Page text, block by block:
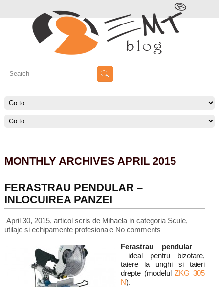
MONTHLY ARCHIVES APRIL 2015
FERASTRAU PENDULAR –
INLOCUIREA PANZEI
April 30, 2015, articol scris de Mihaela in categoria Scule,
utilaje si echipamente profesionale No comments
Ferastrau pendular –
ideal pentru bizotare,
taiere la unghi si taieri
drepte (modelulZKG 305
N).